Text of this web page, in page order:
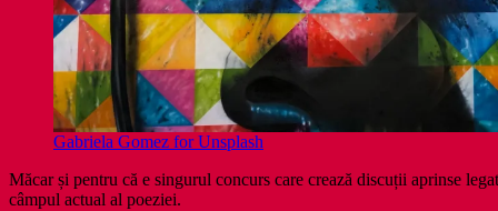
Gabriela Gomez for Unsplash
Măcar și pentru că e singurul concurs care crează discuții aprinse
câmpul actual al poeziei.